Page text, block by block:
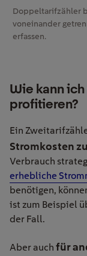
Doppeltarifzähler
voneinander
erfassen.
Wie kann
profitieren?
Ein
Stromkosten
Verbrauch
erhebliche
benötigen,
ist zum Beispiel
der Fall.
Aber auch für